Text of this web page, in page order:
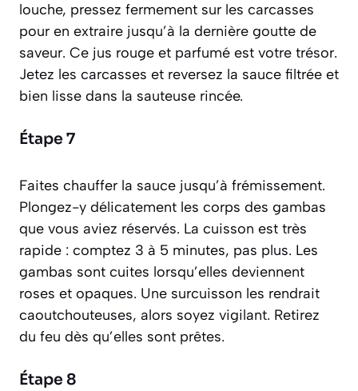
louche, pressez fermement sur les carcasses
pour en extraire jusqu’à la dernière goutte de
saveur. Ce jus rouge et parfumé est votre trésor.
Jetez les carcasses et reversez la sauce filtrée et
bien lisse dans la sauteuse rincée.
Étape 7
Faites chauffer la sauce jusqu’à frémissement.
Plongez-y délicatement les corps des gambas
que vous aviez réservés. La cuisson est très
rapide : comptez 3 à 5 minutes, pas plus. Les
gambas sont cuites lorsqu’elles deviennent
roses et opaques. Une surcuisson les rendrait
caoutchouteuses, alors soyez vigilant. Retirez
du feu dès qu’elles sont prêtes.
Étape 8